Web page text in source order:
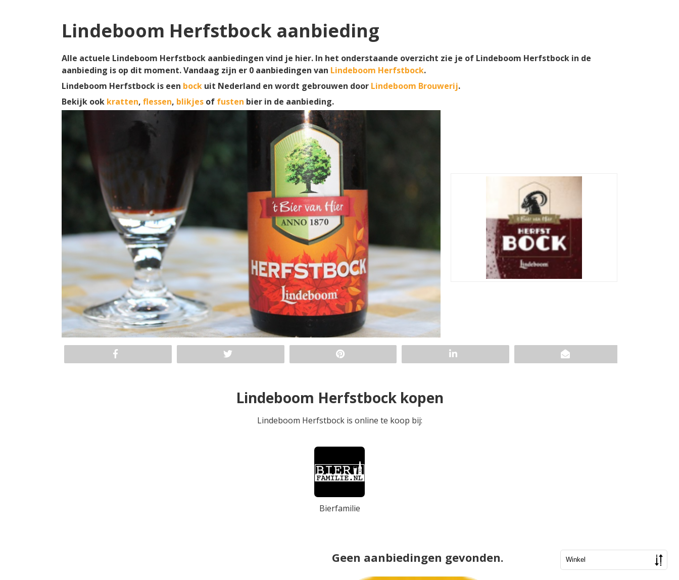
Lindeboom Herfstbock aanbieding
Alle actuele Lindeboom Herfstbock aanbiedingen vind je hier. In het onderstaande overzicht zie je of Lindeboom Herfstbock in de
aanbieding is op dit moment. Vandaag zijn er 0 aanbiedingen van Lindeboom Herfstbock.
Lindeboom Herfstbock is een bock uit Nederland en wordt gebrouwen door Lindeboom Brouwerij.
Bekijk ook kratten, flessen, blikjes of fusten bier in de aanbieding.
Lindeboom Herfstbock kopen
Lindeboom Herfstbock is online te koop bij:
Bierfamilie
Geen aanbiedingen gevonden.